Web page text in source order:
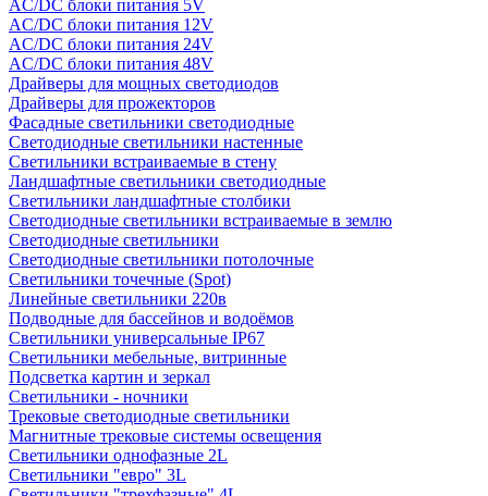
AC/DC блоки питания 5V
AC/DC блоки питания 12V
AC/DC блоки питания 24V
AC/DC блоки питания 48V
Драйверы для мощных светодиодов
Драйверы для прожекторов
Фасадные светильники светодиодные
Светодиодные светильники настенные
Светильники встраиваемые в стену
Ландшафтные светильники светодиодные
Светильники ландшафтные столбики
Светодиодные светильники встраиваемые в землю
Светодиодные светильники
Светодиодные светильники потолочные
Светильники точечные (Spot)
Линейные светильники 220в
Подводные для бассейнов и водоёмов
Светильники универсальные IP67
Светильники мебельные, витринные
Подсветка картин и зеркал
Светильники - ночники
Трековые светодиодные светильники
Магнитные трековые системы освещения
Светильники однофазные 2L
Светильники "евро" 3L